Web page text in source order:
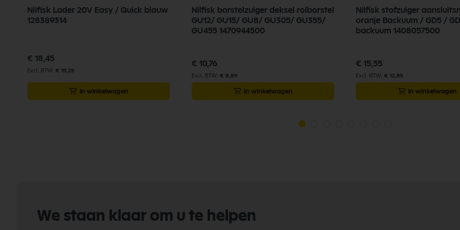
Nilfisk Lader 20V Easy / Quick blauw
128389314
€ 18,45
€ 15,25
In winkelwagen
Nilfisk borstelzuiger deksel rolborstel
GU12/ GU15/ GU8/ GU305/ GU355/
GU455 1470944500
€ 10,76
€ 8,89
In winkelwagen
Nilfisk stofzuiger
oranje Backuum / GD5 /
backuum 1408057500
€ 15,55
€ 12,85
In winkelwagen
We staan klaar om u te helpen